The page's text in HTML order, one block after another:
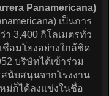
Panamericana)
เป็นการ
3,400 กิโลเมตรทั่ว
อมโยงอย่างใกล้ชิด
บริษัทได้เข้าร่วม
นับสนุนจากโรงงาน
ม่ก็ได้ลงแข่งในชื่อ